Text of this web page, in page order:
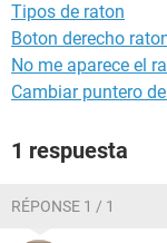
Tipos de raton
Boton derecho
No me aparece el
Cambiar puntero
1 respuesta
RÉPONSE 1 / 1